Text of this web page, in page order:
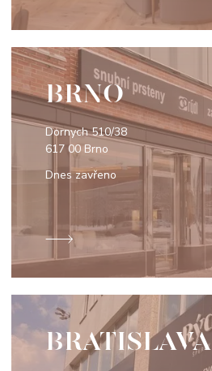
BRNO
Dornych 510/38
617 00 Brno
Dnes zavřeno
BRATISLAVA